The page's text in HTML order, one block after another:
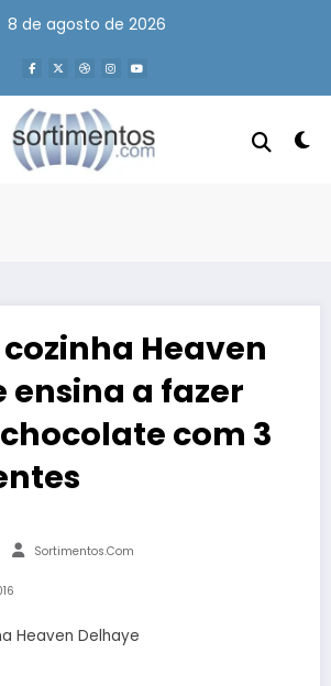
8 de agosto de 2026
Heaven
ensina a fazer
com 3
Sortimentos.com